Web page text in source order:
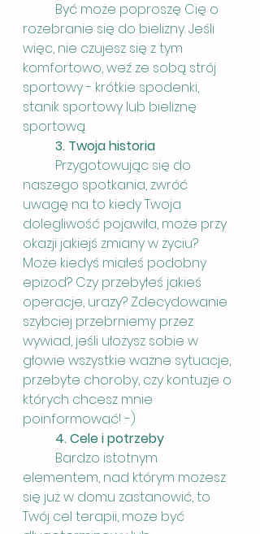
rozebranie się do bielizny. Jeśli
więc, nie czujesz się z tym
komfortowo, weź ze sobą strój
sportowy - krótkie spodenki,
stanik sportowy lub bieliznę
sportową.
3. Twoja historia
naszego spotkania, zwróć
uwagę na to kiedy Twoja
dolegliwość pojawiła, może przy
okazji jakiejś zmiany w życiu?
Może kiedyś miałeś podobny
epizod? Czy przebyłeś jakieś
operacje, urazy? Zdecydowanie
szybciej przebrniemy przez
wywiad, jeśli ułożysz sobie w
głowie wszystkie ważne sytuacje,
przebyte choroby, czy kontuzje o
których chcesz mnie
poinformować! :-)
4. Cele i potrzeby
elementem, nad którym możesz
się już w domu zastanowić, to
Twój cel terapii, może być